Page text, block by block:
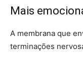
Mais
A membrana que
terminações